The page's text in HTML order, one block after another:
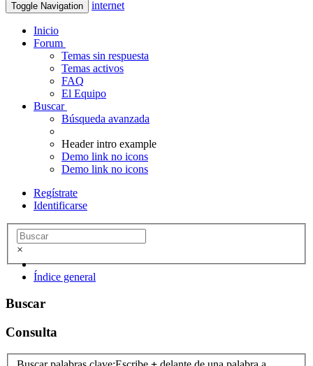
Toggle Navigation
Inicio
Forum
Temas sin respuesta
Temas activos
FAQ
El Equipo
Buscar
Búsqueda avanzada
Header intro example
Demo link no icons
Demo link no icons
Regístrate
Identificarse
×
Índice general
Buscar
Consulta